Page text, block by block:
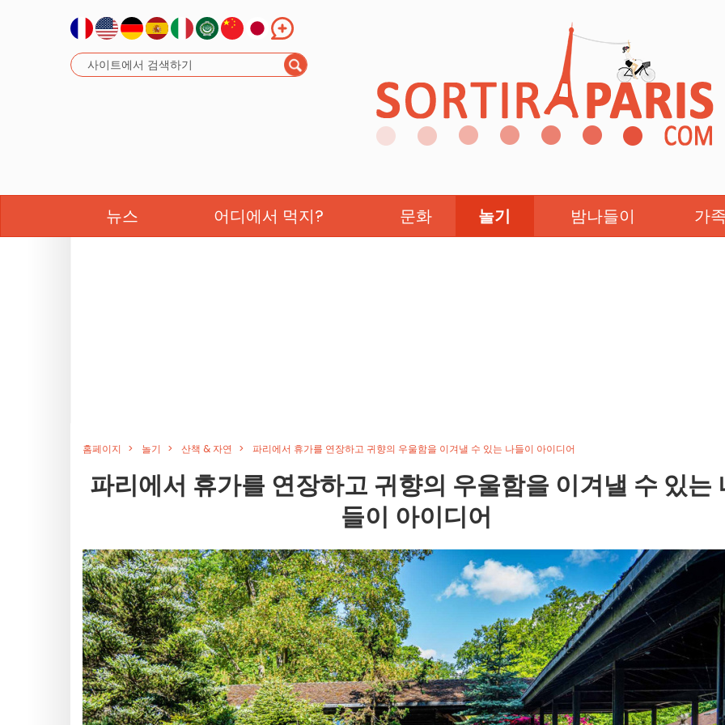
뉴스 어디에서 먹지? 문화 놀기 밤나들이 가
홈페이지 놀기 산책 & 자연 파리에서 휴가를 연장하고 귀향의 우울함을 이겨낼 수 있는 나들이 아이디어
파리에서 휴가를 연장하고 귀향의 우울함을 이겨낼 수 있는
들이 아이디어